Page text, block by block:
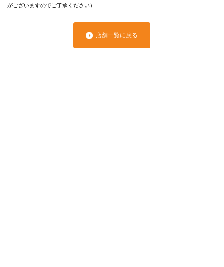
がございますのでご了承ください）
店舗一覧に戻る